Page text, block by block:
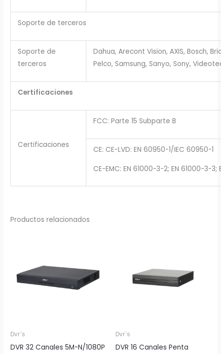
Soporte de terceros
Soporte de
terceros
Dahua, Arecont Vision, AXIS, Bosch,
Pelco, Samsung, Sanyo, Sony,
Certificaciones
Certificaciones
FCC: Parte 15 Subparte B
CE: CE-LVD: EN 60950-1/IEC 60950-1
CE-EMC: EN 61000-3-2; EN 61000-3-3;
Productos relacionados
Dvr´s
DVR 32 Canales 5M-N/1080P
Dvr´s
DVR 16 Canales Penta